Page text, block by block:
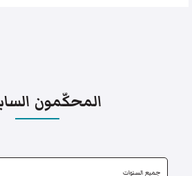
المحكّمون